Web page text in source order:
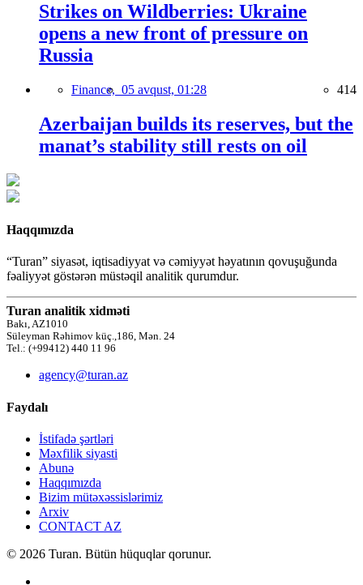
Strikes on Wildberries: Ukraine
opens a new front of pressure on
Russia
Finance, 05 avqust, 01:28 414
Azerbaijan builds its reserves, but the
manat’s stability still rests on oil
Haqqımızda
“Turan” siyasət, iqtisadiyyat və cəmiyyət həyatının qovuşuğunda
fəaliyyət göstərən müstəqil analitik qurumdur.
Turan analitik xidməti
Bakı, AZ1010
Süleyman Rəhimov küç.,186, Mən. 24
Tel.: (+99412) 440 11 96
agency@turan.az
Faydalı
İstifadə şərtləri
Məxfilik siyasti
Abunə
Haqqımızda
Bizim mütəxəssislərimiz
Arxiv
CONTACT AZ
© 2026 Turan. Bütün hüquqlar qorunur.